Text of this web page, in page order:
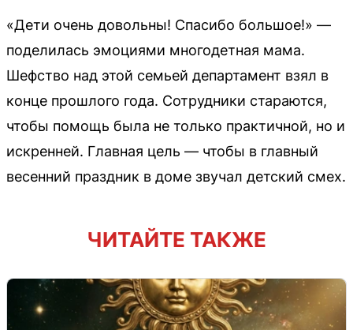
«Дети очень довольны! Спасибо большое!» —
поделилась эмоциями многодетная мама.
Шефство над этой семьей департамент взял в
конце прошлого года. Сотрудники стараются,
чтобы помощь была не только практичной, но и
искренней. Главная цель — чтобы в главный
весенний праздник в доме звучал детский смех.
ЧИТАЙТЕ ТАКЖЕ